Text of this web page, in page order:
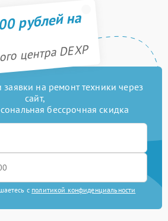
рублей на
центра DEXP
на ремонт техники через
сайт,
бессрочная скидка
с политикой конфиденциальности